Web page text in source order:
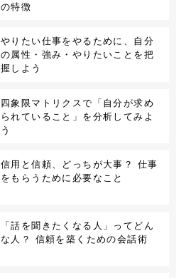
の特徴
やりたい仕事をやるために、自分
の属性・強み・やりたいことを把
握しよう
四象限マトリクスで「自分が求め
られていること」を分析してみよ
う
信用と信頼、どっちが大事？ 仕事
をもらうために必要なこと
「話を聞きたくなる人」ってどん
な人？ 信頼を築くための会話術